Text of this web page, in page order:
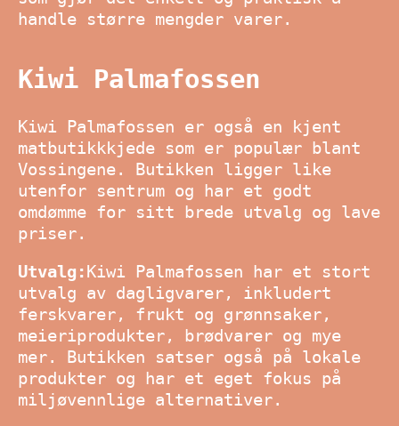
handle større mengder varer.
Kiwi Palmafossen
Kiwi Palmafossen er også en kjent
matbutikkkjede som er populær blant
Vossingene. Butikken ligger like
utenfor sentrum og har et godt
omdømme for sitt brede utvalg og lave
priser.
Utvalg:Kiwi Palmafossen har et stort
utvalg av dagligvarer, inkludert
ferskvarer, frukt og grønnsaker,
meieriprodukter, brødvarer og mye
mer. Butikken satser også på lokale
produkter og har et eget fokus på
miljøvennlige alternativer.